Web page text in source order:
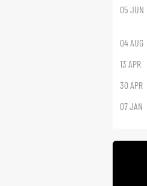
05 JUN
04 AUG
13 APR
30 APR
07 JAN